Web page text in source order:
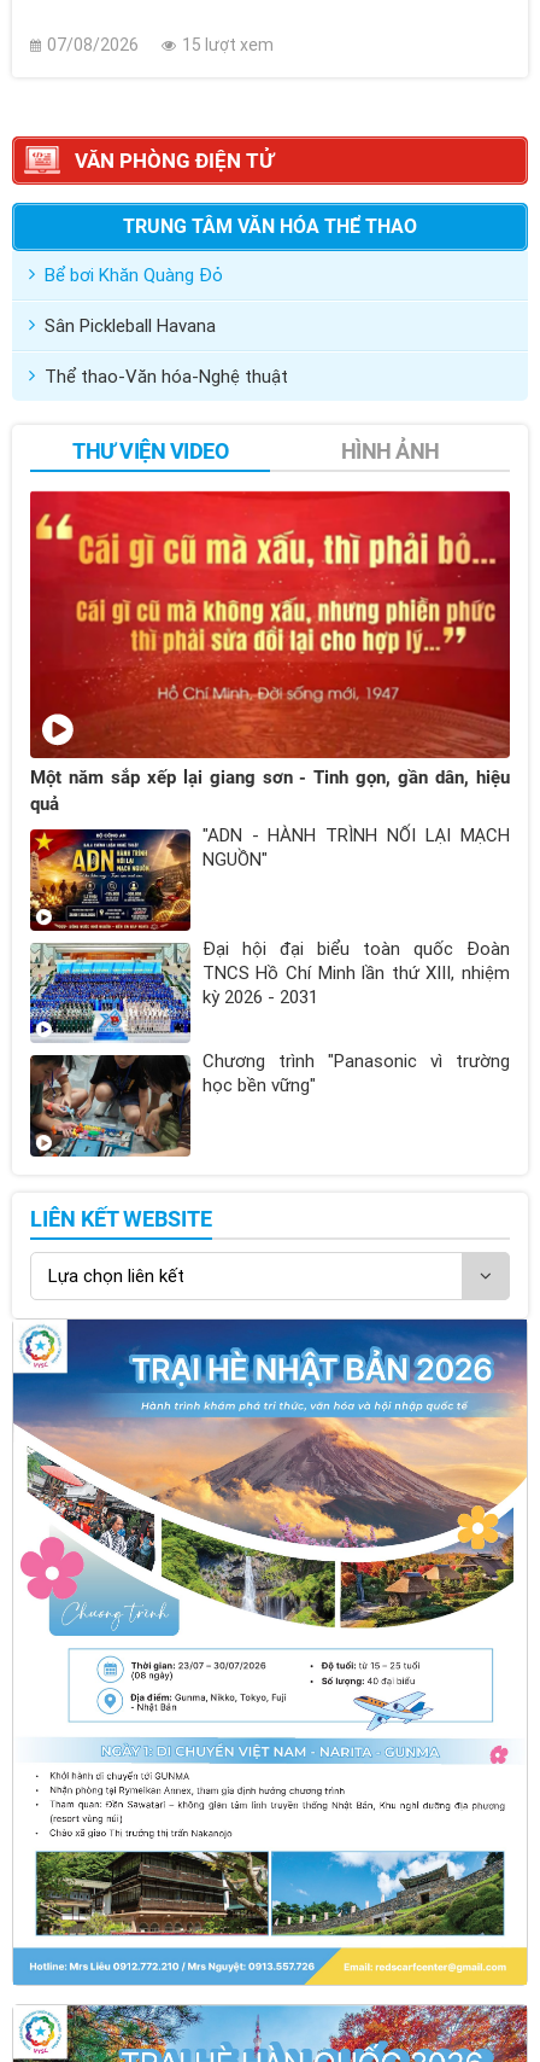
07/08/2026 15 lượt xem
VĂN PHÒNG ĐIỆN TỬ
TRUNG TÂM VĂN HÓA THỂ THAO
Bể bơi Khăn Quàng Đỏ
Sân Pickleball Havana
Thể thao-Văn hóa-Nghệ thuật
THƯ VIỆN VIDEO HÌNH ẢNH
Một năm sắp xếp lại giang sơn - Tinh gọn, gần dân, hiệu
quả
"ADN - HÀNH TRÌNH NỐI LẠI MẠCH
NGUỒN"
Đại hội đại biểu toàn quốc Đoàn
TNCS Hồ Chí Minh lần thứ XIII, nhiệm
kỳ 2026 - 2031
Chương trình "Panasonic vì trường
học bền vững"
LIÊN KẾT WEBSITE